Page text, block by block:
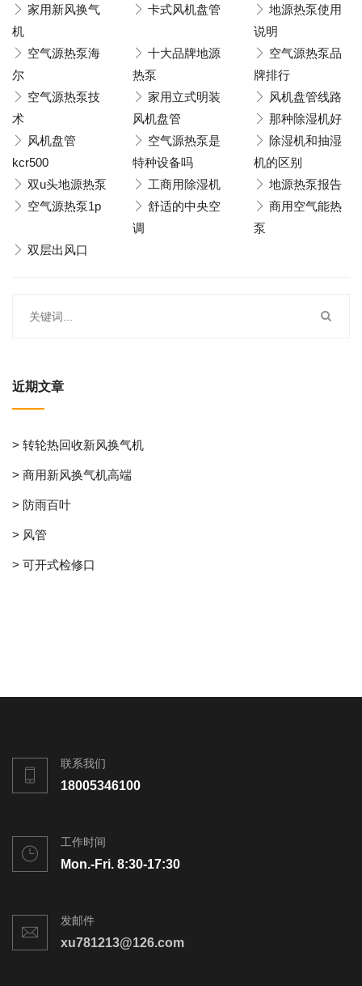
家用新风换气
机
卡式风机盘管
地源热泵使用
说明
空气源热泵海
尔
十大品牌地源
热泵
空气源热泵品
牌排行
空气源热泵技
术
家用立式明装
风机盘管
风机盘管线路
那种除湿机好
风机盘管
kcr500
空气源热泵是
特种设备吗
除湿机和抽湿
机的区别
双u头地源热泵
工商用除湿机
地源热泵报告
空气源热泵1p
舒适的中央空
调
商用空气能热
泵
双层出风口
近期文章
> 转轮热回收新风换气机
> 商用新风换气机高端
> 防雨百叶
> 风管
> 可开式检修口
联系我们
18005346100
工作时间
Mon.-Fri. 8:30-17:30
发邮件
xu781213@126.com